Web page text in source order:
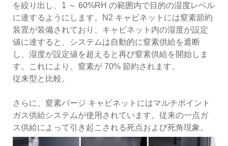
を絞り出し、1 ～ 60%RH の範囲内で目的の湿度レベル
に達するようにします。N2 キャビネットには窒素節約
装置が装備されており、キャビネット内の湿度が設定
値に達すると、システムは自動的に窒素供給を遮断
し、湿度が設定値を超えると再び窒素供給を開始しま
す。これにより、窒素が 70% 節約されます。
従来型と比較。
さらに、窒素パージ キャビネットにはマルチポイント
ガス供給システムが使用されています。従来の一点ガ
ス供給によって引き起こされる死点および死角現象。